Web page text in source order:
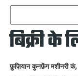
बिक्री के
फ़ुज़ियान कुनफ़ेंग मशीनरी कं,